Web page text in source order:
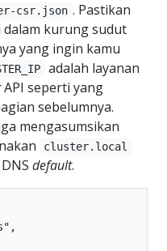
csr.json . Pastikan
kurung sudut
yang ingin kamu
adalah layanan
API seperti yang
sebelumnya.
mengasumsikan
cluster.local
DNS default.